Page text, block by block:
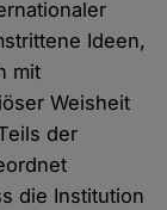
Ideen,
mit
Weisheit
der
die Institution